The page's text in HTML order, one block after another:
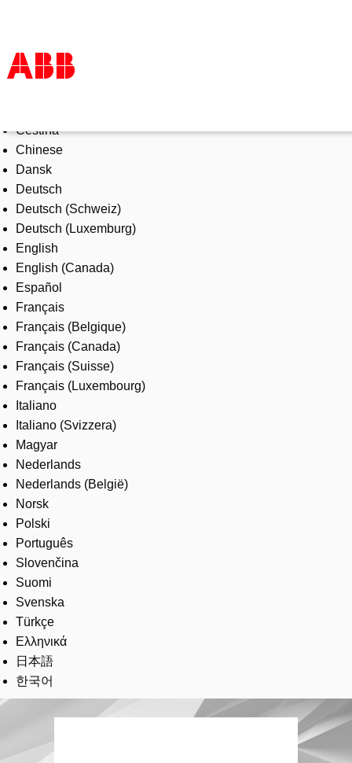
Products & Solutions
Industries
Services
About us
Where to buy
Contact us
Careers
Čeština
Chinese
Dansk
Deutsch
Deutsch (Schweiz)
Deutsch (Luxemburg)
English
English (Canada)
Español
Français
Français (Belgique)
Français (Canada)
Français (Suisse)
Français (Luxembourg)
Italiano
Italiano (Svizzera)
Magyar
Nederlands
Nederlands (België)
Norsk
Polski
Português
Slovenčina
Suomi
Svenska
Türkçe
Ελληνικά
日本語
한국어